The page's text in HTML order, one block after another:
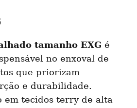
tamanho EXG é
no enxoval de
que priorizam
e durabilidade.
em tecidos terry de alta